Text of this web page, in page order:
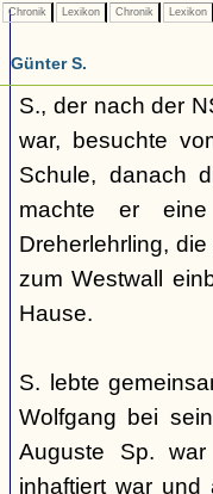
Chronik Lexikon Chronik Lexikon
Günter S.
S., der nach der
war, besuchte
Schule, danach
machte er
Dreherlehrling,
zum Westwall
Hause.
S. lebte
Wolfgang bei
Auguste Sp.
inhaftiert war und